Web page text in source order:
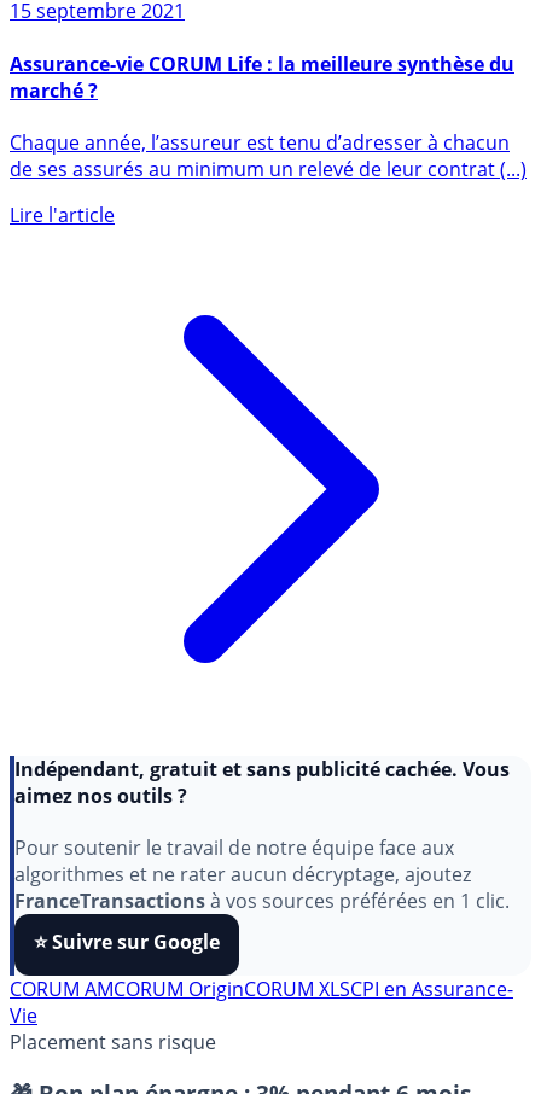
Assurance-vie CORUM Life : la meilleure synthèse du
Chaque année, l’assureur est tenu d’adresser à chacun
de ses assurés au minimum un relevé de leur contrat (...)
Indépendant, gratuit et sans publicité cachée. Vous
Pour soutenir le travail de notre équipe face aux
algorithmes et ne rater aucun décryptage, ajoutez
FranceTransactionsà vos sources préférées en 1 clic.
⭐️ Suivre sur Google
CORUM AM
Vie
Placement sans risque